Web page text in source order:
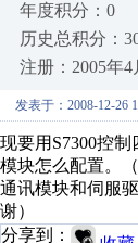
年度积分：0
历史总积分：
注册：2005年4
发表于：2008-12-26
现要用S7300控
模块怎么配置。
通讯模块和伺服
谢）
分享到：